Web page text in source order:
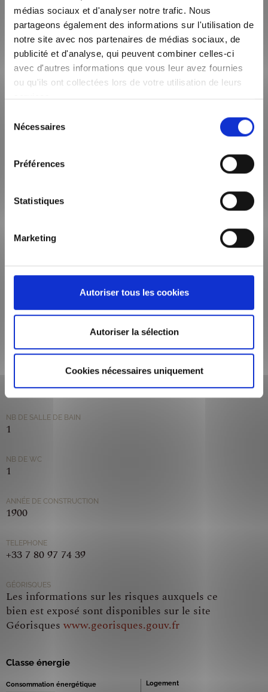
médias sociaux et d'analyser notre trafic. Nous
partageons également des informations sur l'utilisation de
notre site avec nos partenaires de médias sociaux, de
publicité et d'analyse, qui peuvent combiner celles-ci
avec d'autres informations que vous leur avez fournies
ou qu'ils ont collectées lors de votre utilisation de leurs
services.
Nécessaires
Préférences
Statistiques
Marketing
Autoriser tous les cookies
Autoriser la sélection
Cookies nécessaires uniquement
ZONE SOUMISE À ENCADREMENT DES LOYERS
Le loyer de référence majoré (loyer de base à ne pas
dépasser) est de 1 990,90 €
SURFACE HABITABLE
NOMBRE DE PIÈCE
TYPE DE CHAUFFAGE
69001
LOYER DE BASE (HORS CHARGE)
1 990,00 €/mois
CHARGES FORFAITAIRES
60 €/mois
NB DE SALLE DE BAIN
1
NB DE WC
1
ANNÉE DE CONSTRUCTION
1900
TELEPHONE
+33 7 80 97 74 39
GÉORISQUES
Les informations sur les risques auxquels ce
bien est exposé sont disponibles sur le site
Géorisques www.georisques.gouv.fr
Classe énergie
Consommation énergétique
Logement